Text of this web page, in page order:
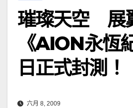
璀璨天空 展
《AION永恆
日正式封測！
六月 8, 2009